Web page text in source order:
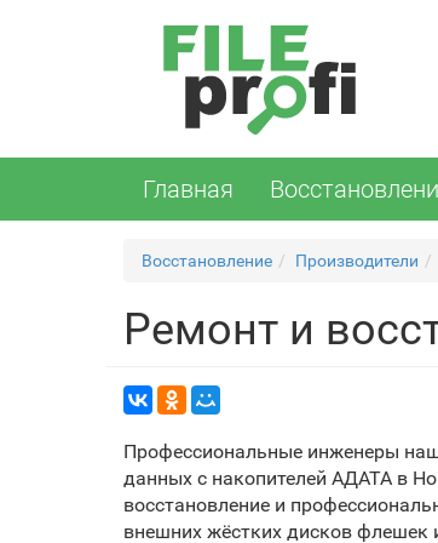
Главная
Восстановление Производители
Ремонт и
Профессиональные инженеры
данных с накопителей АДАТА в
восстановление и
внешних жёстких дисков флешек